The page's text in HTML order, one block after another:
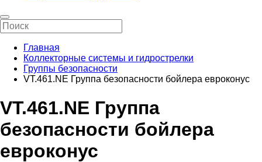
Главная
Коллекторные системы и гидрострелки
Группы безопасности
VT.461.NE Группа безопасности бойлера евроконус
VT.461.NE Группа
безопасности бойлера
евроконус